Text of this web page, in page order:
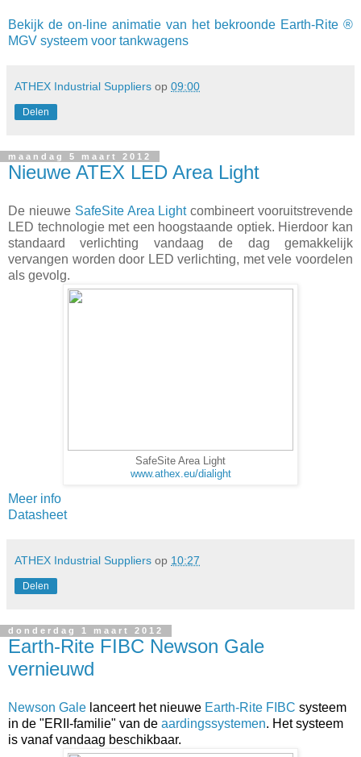
Bekijk de on-line animatie van het bekroonde Earth-Rite ®
MGV systeem voor tankwagens
ATHEX Industrial Suppliers op 09:00
Delen
maandag 5 maart 2012
Nieuwe ATEX LED Area Light
De nieuwe SafeSite Area Lightcombineert vooruitstrevende
LED technologie met een hoogstaande optiek. Hierdoor kan
standaard verlichting vandaag de dag gemakkelijk
vervangen worden door LED verlichting, met vele voordelen
als gevolg.
SafeSite Area Light
www.athex.eu/dialight
Meer info
Datasheet
ATHEX Industrial Suppliers op 10:27
Delen
donderdag 1 maart 2012
Earth-Rite FIBC Newson Gale
vernieuwd
Newson Gale lanceert het nieuwe Earth-Rite FIBC systeem
in de "ERII-familie" van de aardingssystemen. Het systeem
is vanaf vandaag beschikbaar.